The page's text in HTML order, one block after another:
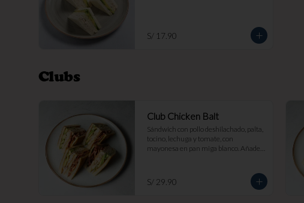
S/ 17.90
Clubs
Club Chicken Balt
Sándwich con pollo deshilachado, palta,
tocino, lechuga y tomate, con
mayonesa en pan miga blanco. Añade
S/ 29.90